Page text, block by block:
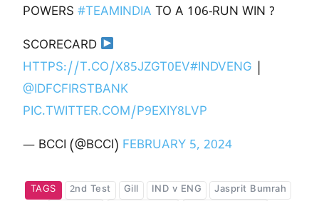
POWERS#TEAMINDIA TO A 106-RUN WIN ?
SCORECARD
HTTPS://T.CO/X85JZGT0EV#INDVENG
@IDFCFIRSTBANK
PIC.TWITTER.COM/P9EXIY8LVP
— BCCI (@BCCI) FEBRUARY 5, 2024
TAGS 2nd Test Gill IND v ENG
Jasprit Bumrah